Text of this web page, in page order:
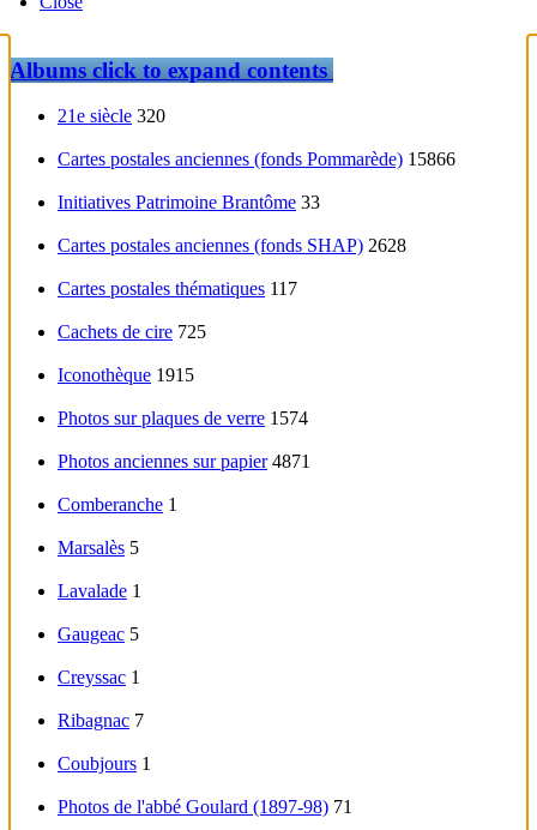
Albumsclick to expand contents
21e siècle 320
Cartes postales anciennes (fonds Pommarède) 15866
Initiatives Patrimoine Brantôme 33
Cartes postales anciennes (fonds SHAP) 2628
Cartes postales thématiques 117
Cachets de cire 725
Iconothèque 1915
Photos sur plaques de verre 1574
Photos anciennes sur papier 4871
Comberanche 1
Marsalès 5
Lavalade 1
Gaugeac 5
Creyssac 1
Ribagnac 7
Coubjours 1
Photos de l'abbé Goulard (1897-98) 71